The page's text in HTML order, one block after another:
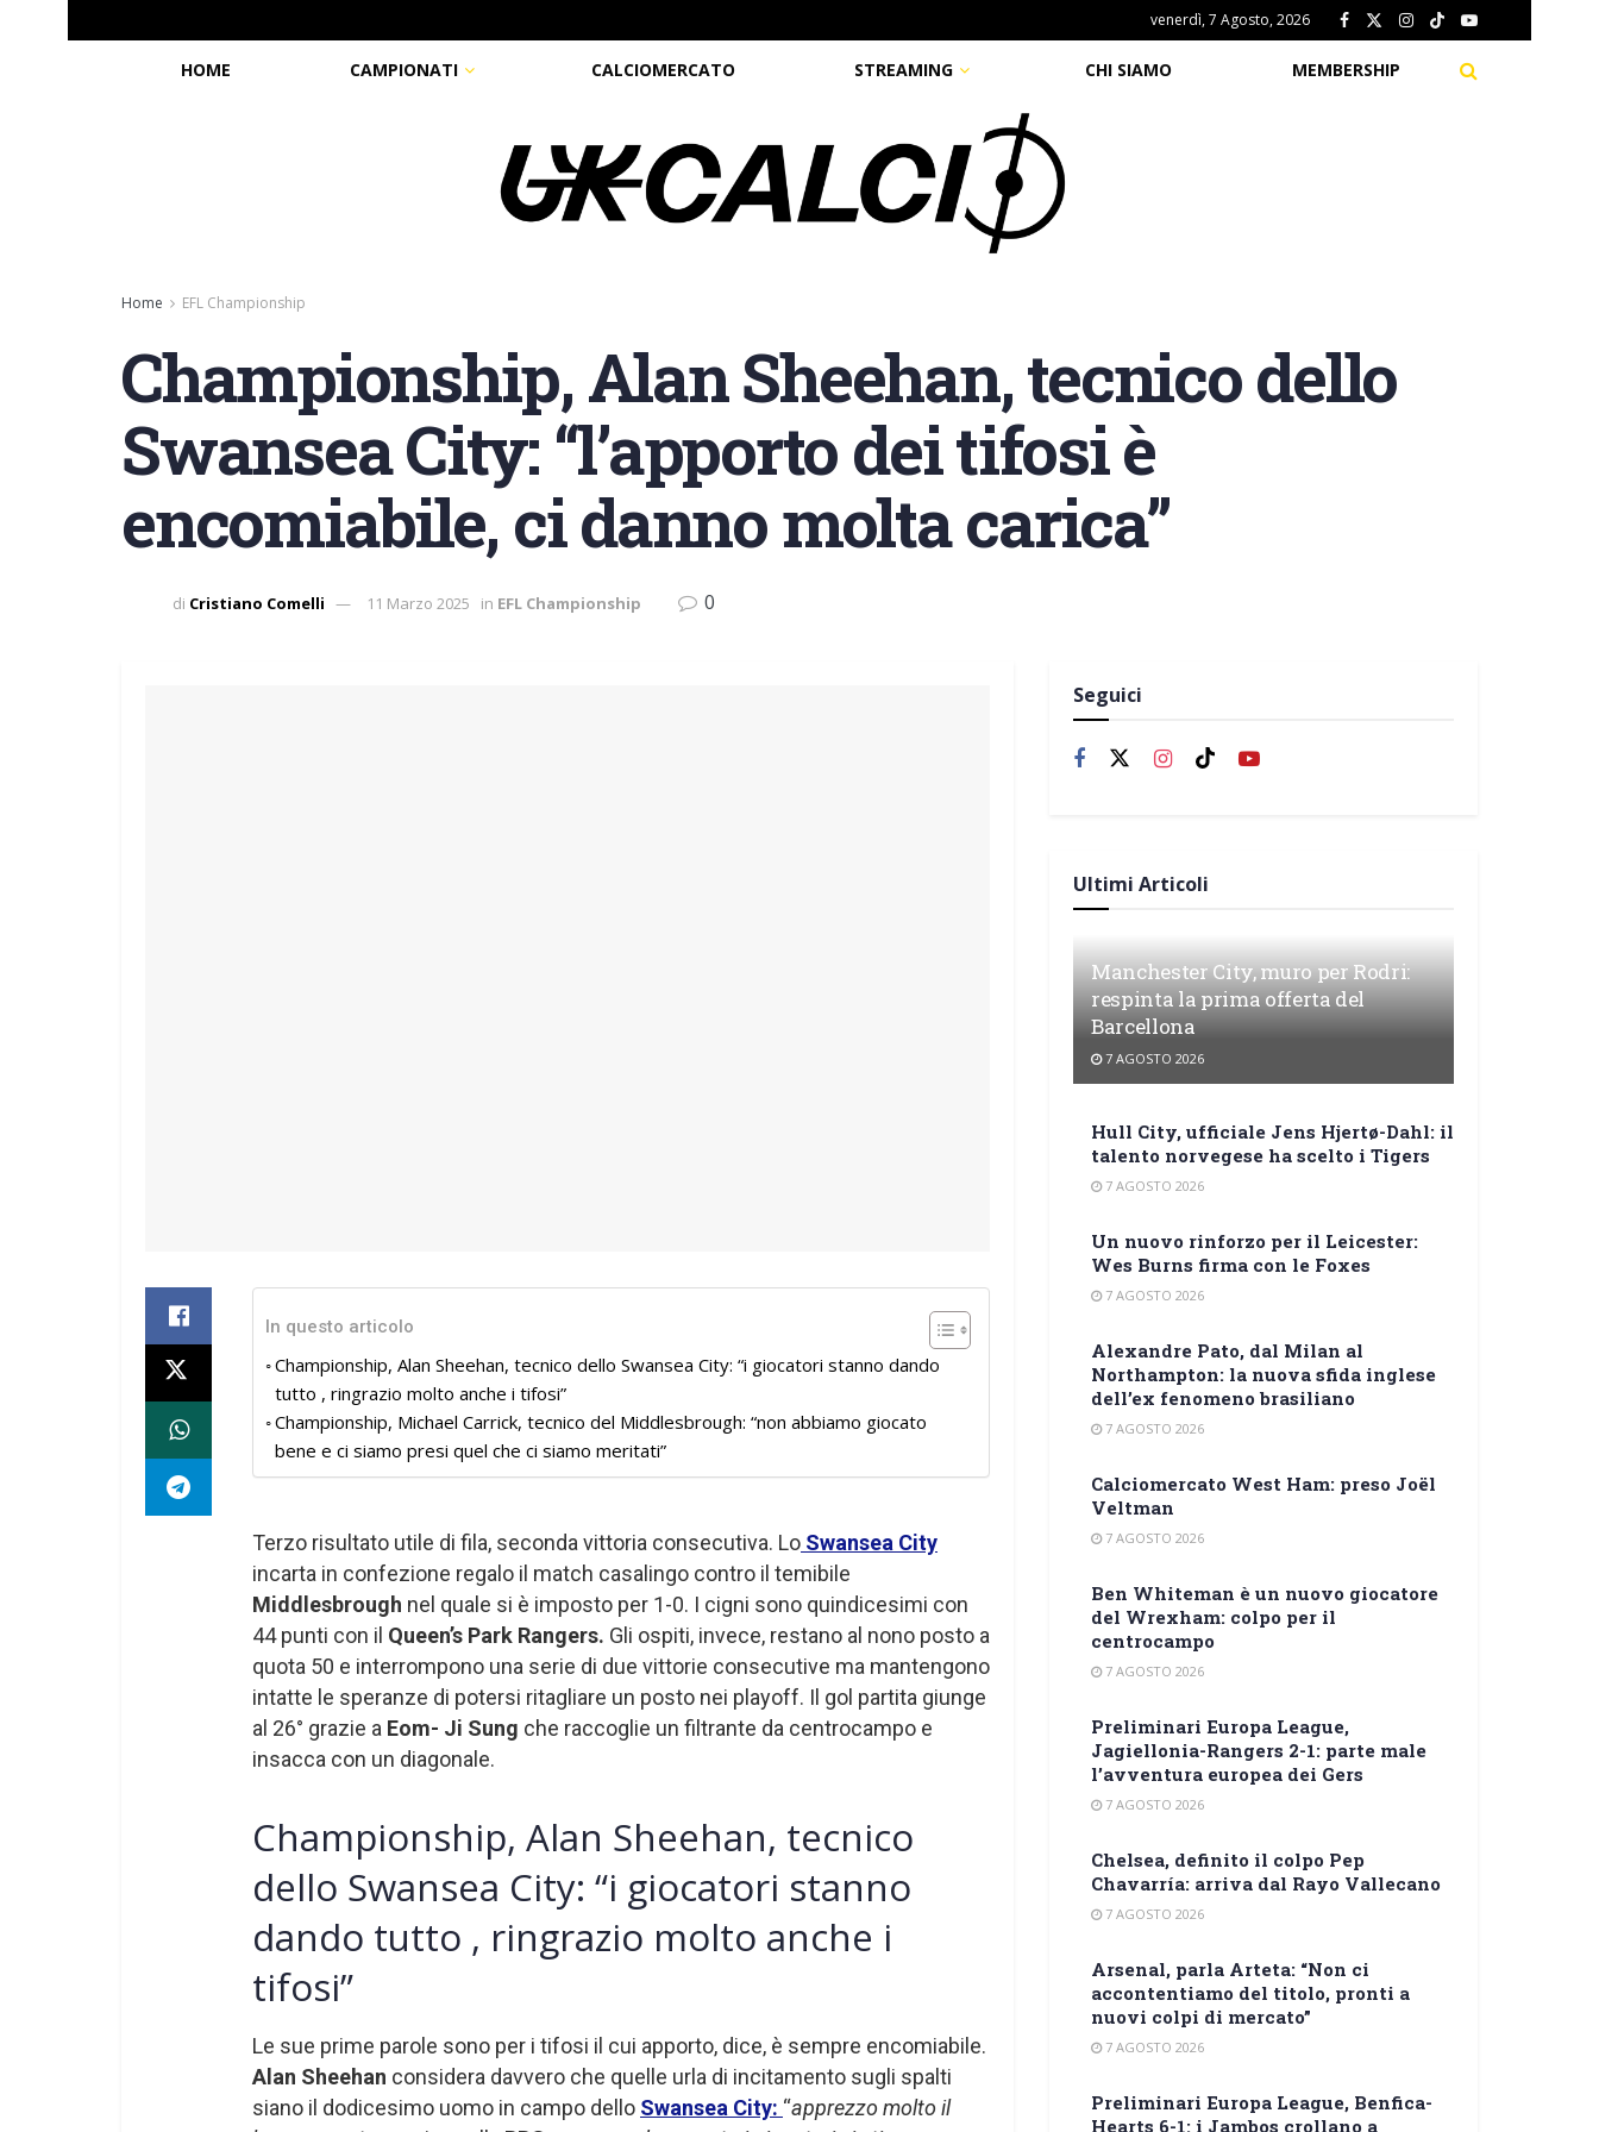
venerdì, 7 Agosto, 2026
HOME CAMPIONATI CALCIOMERCATO STREAMING CHI SIAMO MEMBERSHIP
Home EFL Championship
Championship, Alan Sheehan, tecnico dello
Swansea City: “l’apporto dei tifosi è
encomiabile, ci danno molta carica”
di Cristiano Comelli 11 Marzo 2025 in EFL Championship 0
In questo articolo
Championship, Alan Sheehan, tecnico dello Swansea City: “i giocatori stanno dando
tutto , ringrazio molto anche i tifosi”
Championship, Michael Carrick, tecnico del Middlesbrough: “non abbiamo giocato
bene e ci siamo presi quel che ci siamo meritati”
Terzo risultato utile di fila, seconda vittoria consecutiva. Lo Swansea City
incarta in confezione regalo il match casalingo contro il temibile
Middlesbrough nel quale si è imposto per 1-0. I cigni sono quindicesimi con
44 punti con il Queen’s Park Rangers. Gli ospiti, invece, restano al nono posto a
quota 50 e interrompono una serie di due vittorie consecutive ma mantengono
intatte le speranze di potersi ritagliare un posto nei playoff. Il gol partita giunge
al 26° grazie a Eom- Ji Sung che raccoglie un filtrante da centrocampo e
insacca con un diagonale.
Championship, Alan Sheehan, tecnico
dello Swansea City: “i giocatori stanno
dando tutto , ringrazio molto anche i
tifosi”
Le sue prime parole sono per i tifosi il cui apporto, dice, è sempre encomiabile.
Alan Sheehan considera davvero che quelle urla di incitamento sugli spalti
siano il dodicesimo uomo in campo dello Swansea City: “apprezzo molto il
Seguici
Ultimi Articoli
Manchester City, muro per Rodri:
respinta la prima offerta del
Barcellona
7 AGOSTO 2026
Hull City, ufficiale Jens Hjertø-Dahl: il
talento norvegese ha scelto i Tigers
7 AGOSTO 2026
Un nuovo rinforzo per il Leicester:
Wes Burns firma con le Foxes
7 AGOSTO 2026
Alexandre Pato, dal Milan al
Northampton: la nuova sfida inglese
dell’ex fenomeno brasiliano
7 AGOSTO 2026
Calciomercato West Ham: preso Joël
Veltman
7 AGOSTO 2026
Ben Whiteman è un nuovo giocatore
del Wrexham: colpo per il
centrocampo
7 AGOSTO 2026
Preliminari Europa League,
Jagiellonia-Rangers 2-1: parte male
l’avventura europea dei Gers
7 AGOSTO 2026
Chelsea, definito il colpo Pep
Chavarría: arriva dal Rayo Vallecano
7 AGOSTO 2026
Arsenal, parla Arteta: “Non ci
accontentiamo del titolo, pronti a
nuovi colpi di mercato”
7 AGOSTO 2026
Preliminari Europa League, Benfica-
Hearts 6-1: i Jambos crollano a